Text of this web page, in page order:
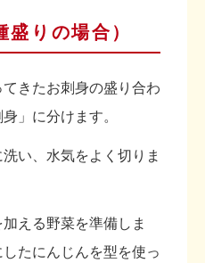
りの場合）
きたお刺身の盛り合わ
」に分けます。
い、水気をよく切りま
える野菜を準備しま
たにんじんを型を使っ